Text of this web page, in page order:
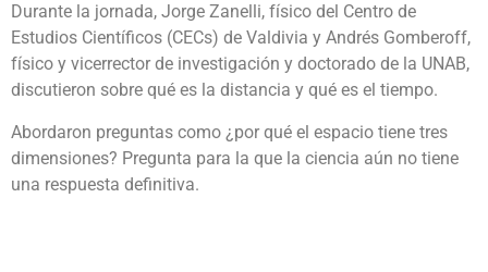
Durante la jornada, Jorge Zanelli, físico del Centro de
Estudios Científicos (CECs) de Valdivia y Andrés Gomberoff,
físico y vicerrector de investigación y doctorado de la UNAB,
discutieron sobre qué es la distancia y qué es el tiempo.
Abordaron preguntas como ¿por qué el espacio tiene tres
dimensiones? Pregunta para la que la ciencia aún no tiene
una respuesta definitiva.